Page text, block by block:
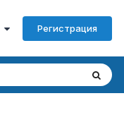
Регистрация